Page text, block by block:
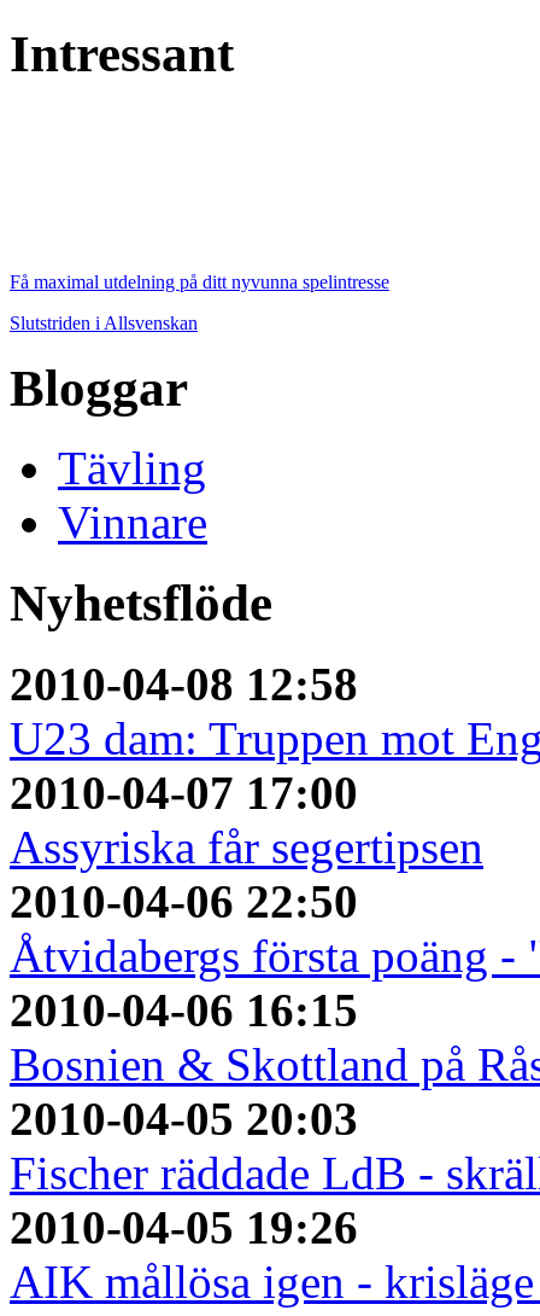
Intressant
Få maximal utdelning på ditt nyvunna spelintresse
Slutstriden i Allsvenskan
Bloggar
Tävling
Vinnare
Nyhetsflöde
2010-04-08 12:58
U23 dam: Truppen mot
2010-04-07 17:00
Assyriska får segertipsen
2010-04-06 22:50
Åtvidabergs första poäng
2010-04-06 16:15
Bosnien & Skottland på
2010-04-05 20:03
Fischer räddade LdB -
2010-04-05 19:26
AIK mållösa igen - krisläge